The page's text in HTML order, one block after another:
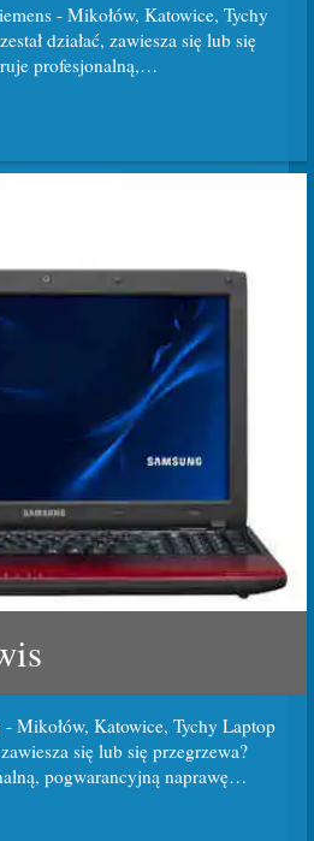
- Mikołów, Katowice, Tychy
działać, zawiesza się lub się
profesjonalną,…
Mikołów, Katowice, Tychy Laptop
się lub się przegrzewa?
pogwarancyjną naprawę…